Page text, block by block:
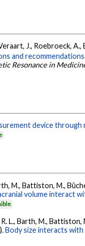
J., Roebroeck, A.,
and
Resonance in
device through
M., Battiston, M.,
volume interact
L., Barth, M., Battiston,
Body size interacts